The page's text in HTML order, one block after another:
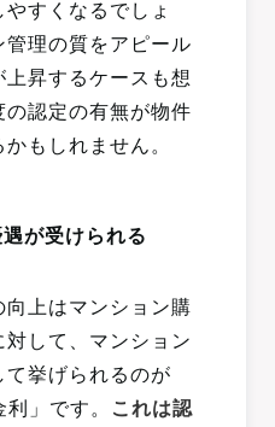
すくなるでしょ
管理の質をアピール
昇するケースも想
認定の有無が物件
もしれません。
が受けられる
上はマンション購
して、マンション
挙げられるのが
利」です。 これは認